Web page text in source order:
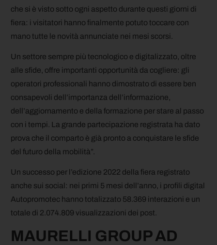
che si è visto sotto ogni aspetto durante questi giorni di
fiera: i visitatori hanno finalmente potuto toccare con
mano tutte le novità annunciate nei mesi scorsi.
Un settore sempre più tecnologico e digitalizzato, oltre
alle sfide, offre importanti opportunità da cogliere: gli
operatori professionali hanno dimostrato di essere ben
consapevoli dell’importanza dell’informazione,
dell’aggiornamento e della formazione per stare al passo
con i tempi. La grande partecipazione registrata ha dato
prova che il comparto è già pronto a conquistare le sfide
del futuro della mobilità”.
Un successo per l’edizione 2022 della fiera registrato
anche sui social: nei primi 5 mesi dell’anno, i profili digital
Autopromotec hanno totalizzato 58.369 interazioni e un
totale di 2.074.809 visualizzazioni dei post.
MAURELLI GROUP AD